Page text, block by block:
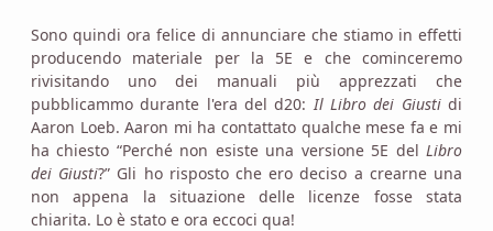
Sono quindi ora felice di annunciare che stiamo in effetti
producendo materiale per la 5E e che cominceremo
rivisitando uno dei manuali più apprezzati che
pubblicammo durante l'era del d20: Il Libro dei Giustidi
Aaron Loeb. Aaron mi ha contattato qualche mese fa e mi
ha chiesto “Perché non esiste una versione 5E del Libro
dei Giusti?” Gli ho risposto che ero deciso a crearne una
non appena la situazione delle licenze fosse stata
chiarita. Lo è stato e ora eccoci qua!